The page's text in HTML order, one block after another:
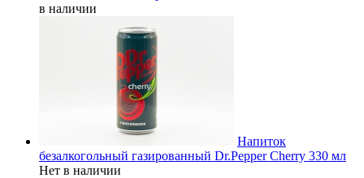
в наличии
Напиток
безалкогольный газированный Dr.Pepper Cherry 330 мл
Нет в наличии